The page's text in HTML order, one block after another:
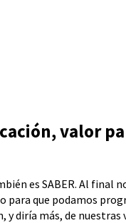
valor
es SABER. Al final
para que podamos
diría más, de nuestras